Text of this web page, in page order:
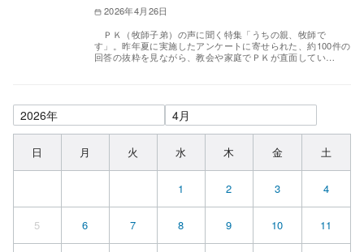
2026年4月26日
ＰＫ（牧師子弟）の声に聞く特集「うちの親、牧師で
す」。昨年夏に実施したアンケートに寄せられた、約100件の
回答の抜粋を見ながら、教会や家庭でＰＫが直面してい…
日 月 火 水 木 金 土
1 2 3 4
5 6 7 8 9 10 11